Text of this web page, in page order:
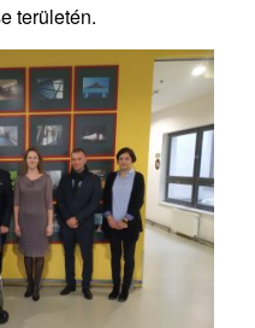
területén.